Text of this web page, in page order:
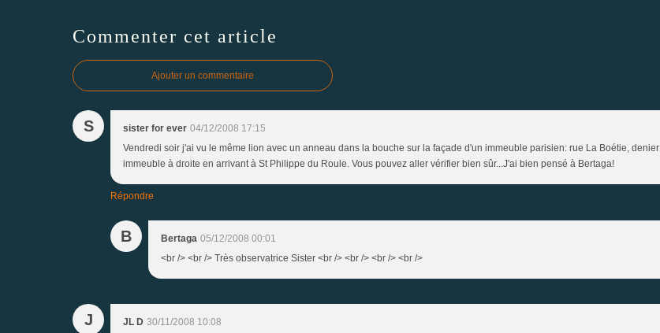
Commenter cet article
Ajouter un commentaire
S sister for ever 04/12/2008 17:15
Vendredi soir j'ai vu le même lion avec un anneau dans la bouche sur la façade d'un immeuble parisien: rue La Boétie, denier
immeuble à droite en arrivant à St Philippe du Roule. Vous pouvez aller vérifier bien sûr...J'ai bien pensé à Bertaga!
Répondre
B Bertaga 05/12/2008 00:01
<br /> <br /> Très observatrice Sister <br /> <br /> <br /> <br />
J JL D 30/11/2008 10:08